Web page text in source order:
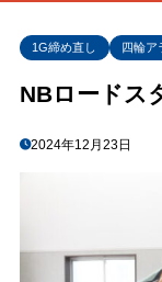
1G締め直し 四輪ア
NBロードス
2024年12月23日